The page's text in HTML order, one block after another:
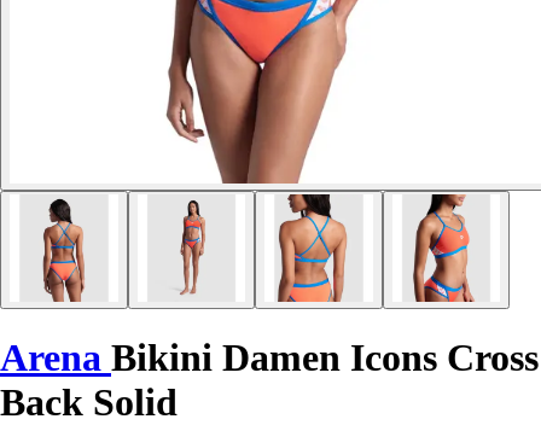
Arena Bikini Damen Icons Cross
Back Solid